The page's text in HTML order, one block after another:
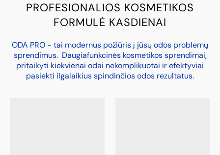
PROFESIONALIOS KOSMETIKOS
FORMULĖ KASDIENAI
ODA PRO - tai modernus požiūris į jūsų odos problemų
sprendimus. Daugiafunkcinės kosmetikos sprendimai,
pritaikyti kiekvienai odai nekomplikuotai ir efektyviai
pasiekti ilgalaikius spindinčios odos rezultatus.